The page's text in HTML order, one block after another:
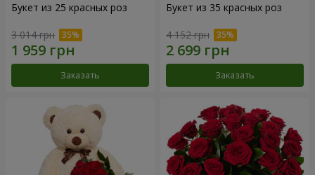
Букет из 25 красных роз
3 014 грн
Заказать
Букет из 35 красных роз
4 152 грн
Заказать